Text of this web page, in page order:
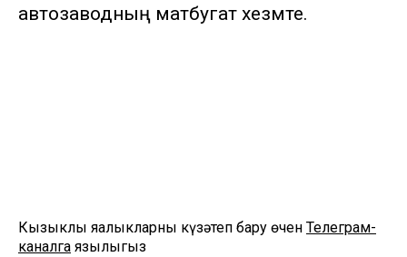
автозаводның матбугат хезмәте.
Кызыклы яңалыкларны күзәтеп бару өчен Телеграм-
каналга язылыгыз